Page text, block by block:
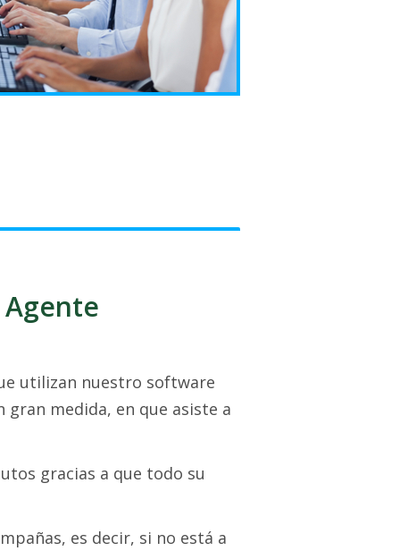
utilizan nuestro software
medida, en que asiste a
gracias a que todo su
es decir, si no está a